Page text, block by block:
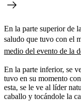
En la parte superior de
saludo que tuvo con el
medio del evento de la
En la parte inferior, se
tuvo en su momento
esta, se le ve al líder
caballo y tocándole la